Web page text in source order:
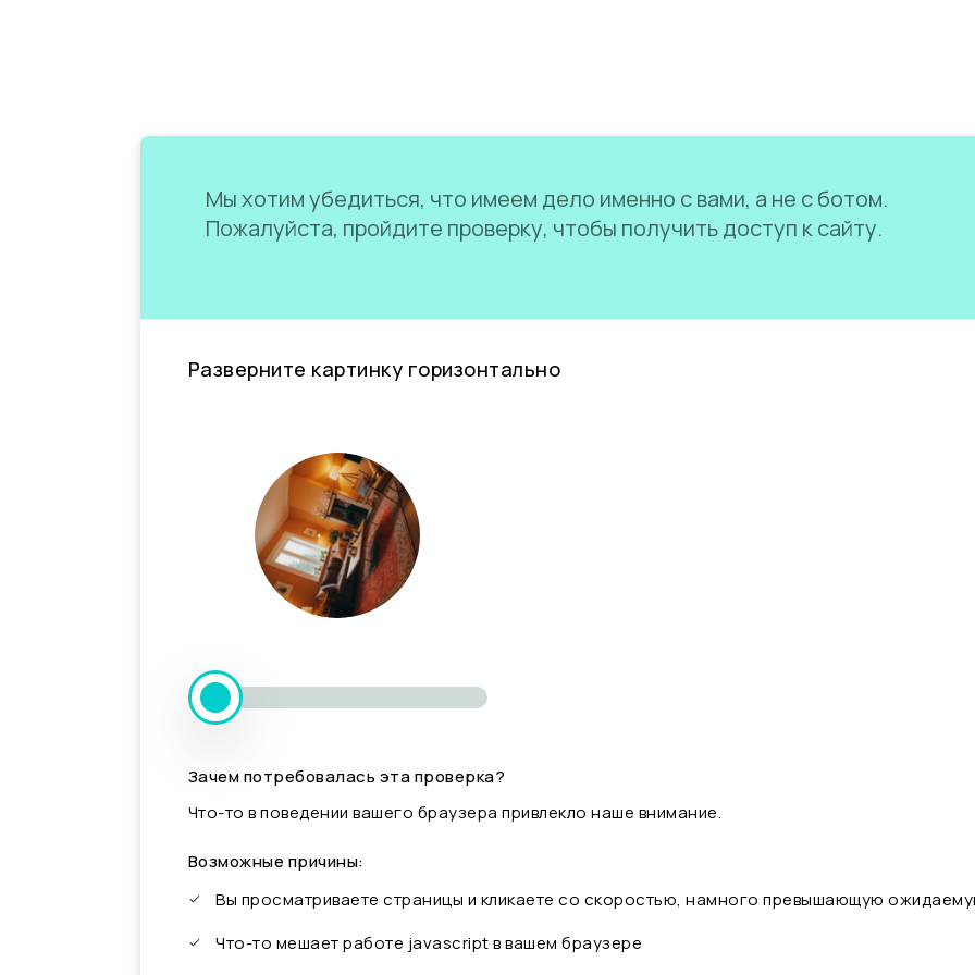
Мы хотим убедиться, что имеем дело именно с вами, а не с ботом.
Пожалуйста, пройдите проверку, чтобы получить доступ к сайту.
Разверните картинку горизонтально
Зачем потребовалась эта проверка?
Что-то в поведении вашего браузера привлекло наше внимание.
Возможные причины:
Вы просматриваете страницы и кликаете со скоростью, намного превышающую
Что-то мешает работе javascript в вашем браузере